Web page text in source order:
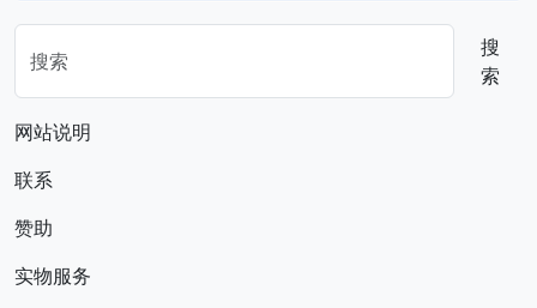
搜
索
网站说明
联系
赞助
实物服务